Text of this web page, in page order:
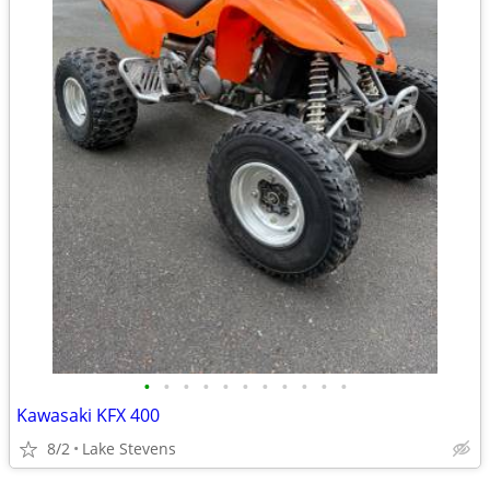
• • • • • • • • • • •
Kawasaki KFX 400
8/2 Lake Stevens